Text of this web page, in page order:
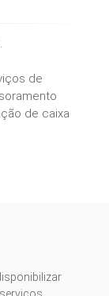
.
de
de caixa